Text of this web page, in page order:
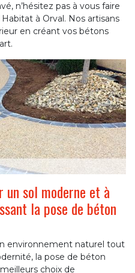
n’hésitez pas à vous faire
à Orval. Nos artisans
en créant vos bétons
sol moderne et à
la pose de béton
environnement naturel tout
la pose de béton
choix de